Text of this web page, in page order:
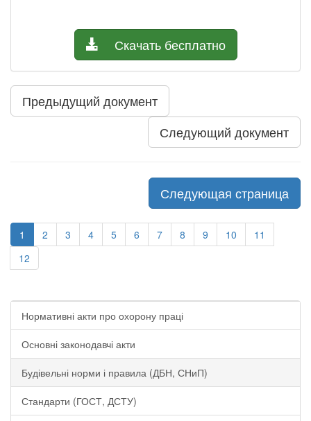
Скачать бесплатно
Предыдущий документ
Следующий документ
Следующая страница
1 2 3 4 5 6 7 8 9 10
11
12
Нормативні акти про охорону праці
Основні законодавчі акти
Будівельні норми і правила (ДБН, СНиП)
Стандарти (ГОСТ, ДСТУ)